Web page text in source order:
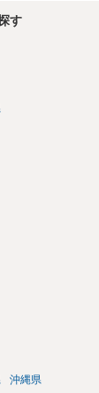
す
沖縄県